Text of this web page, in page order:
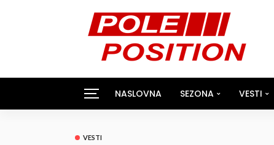
NASLOVNA SEZONA VESTI
VESTI